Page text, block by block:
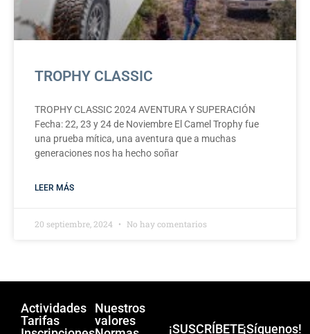
TROPHY CLASSIC
TROPHY CLASSIC 2024 AVENTURA Y SUPERACIÓN
Fecha: 22, 23 y 24 de Noviembre El Camel Trophy fue
una prueba mítica, una aventura que a muchas
generaciones nos ha hecho soñar
LEER MÁS
20 septiembre, 2024 No hay comentarios
Actividades
Tarifas
Nuestros
valores
¡SUSCRÍBETE¡Síguenos!